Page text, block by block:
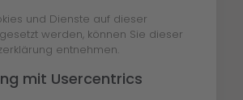
und Dienste auf dieser
werden, können Sie dieser
entnehmen.
mit Usercentrics